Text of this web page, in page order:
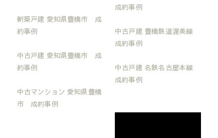
新築戸建 愛知県豊橋市 成
約事例
中古戸建 愛知県豊橋市 成
約事例
中古マンション 愛知県豊橋
市 成約事例
成約事例
中古戸建 豊橋鉄道渥美線
成約事例
中古戸建 名鉄名古屋本線
成約事例